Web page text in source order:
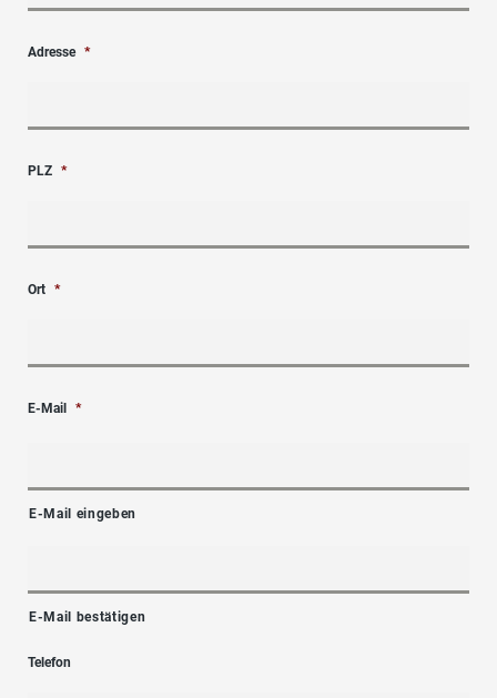
Adresse *
PLZ *
Ort *
E-Mail *
E-Mail eingeben
E-Mail bestätigen
Telefon